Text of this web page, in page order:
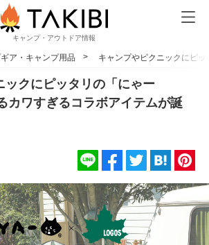
キャンプ・アウトドア情報
ア・キャンプ用品 キャンプやピクニックにピ
ックにピッタリの「にゃー
カワすぎるコラボアイテムが誕